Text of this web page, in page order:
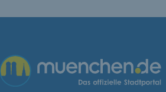
Übergreifende Links